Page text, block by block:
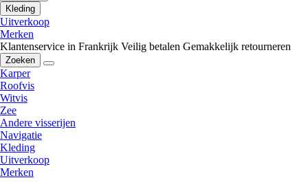
Kleding
Uitverkoop
Merken
Klantenservice in Frankrijk Veilig betalen Gemakkelijk retourneren
Zoeken
Karper
Roofvis
Witvis
Zee
Andere visserijen
Navigatie
Kleding
Uitverkoop
Merken